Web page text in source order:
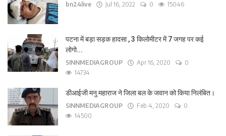
bn24live Jul 16, 2022 0 15046
पटना में बड़ा सड़क हादसा , 3 किलोमीटर में 7 जगह पर कई
लोगो...
SINNMEDIAGROUP Apr 16, 2020
0
14734
डीआईजी मनु महाराज ने जिला बल के जवान को किया निलंबित।
SINNMEDIAGROUP Feb 4, 2020
0
14500